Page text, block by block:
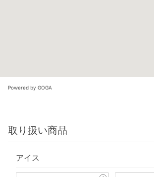
Powered by GOGA
取り扱い商品
アイス